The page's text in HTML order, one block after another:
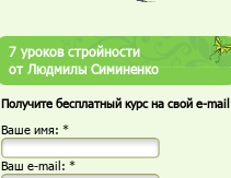
7 уроков стройности
от Людмилы Симиненко
Получите бесплатный курс на свой e-mail
Ваше имя: *
Ваш е-mail: *